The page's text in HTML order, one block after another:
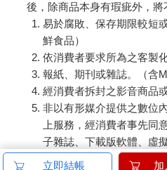
（Consensus）進行驗證。時至
豪之一。回首過往，放棄Mt. Gox
比特幣安全公司WizSec的電腦安
Nilsson）追蹤Mt. Gox案件長達
的信件來往屬實，那麼馬克和傑
大規模駭客攻擊前就已丟失了8萬
個方案來填補損失。」後來他們
的方法，我們就不得而知了。
2011年4月，這8萬枚比特幣價值
也許馬克當時把傑德的提議放在
後，除商品本身有瑕疵外，將
易於腐敗、保存期限較短
鮮食品）
依消費者要求所為之客製
報紙、期刊或雜誌。（含
經消費者拆封之影音商品
非以有形媒介提供之數位
上服務，經消費者事先同
子雜誌、下載版軟體、虛
已拆封之個人衛生用品。